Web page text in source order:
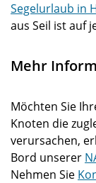
Segelurlaub in
aus Seil ist auf
Mehr
Möchten Sie
Knoten die
verursachen,
Bord unserer
Nehmen Sie